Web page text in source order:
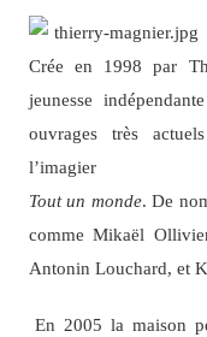
Crée en 1998 par
jeunesse
ouvrages très
l’imagier
Tout un monde. De
comme Mikaël
Antonin Louchard, et
En 2005 la maison